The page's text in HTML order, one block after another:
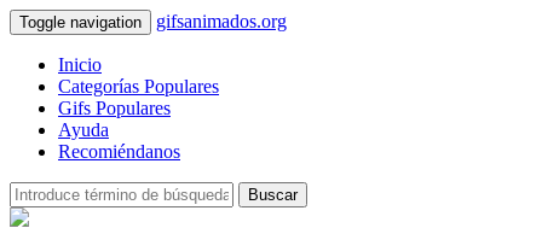
Toggle navigation gifsanimados.org
Inicio
Categorías Populares
Gifs Populares
Ayuda
Recomiéndanos
Buscar